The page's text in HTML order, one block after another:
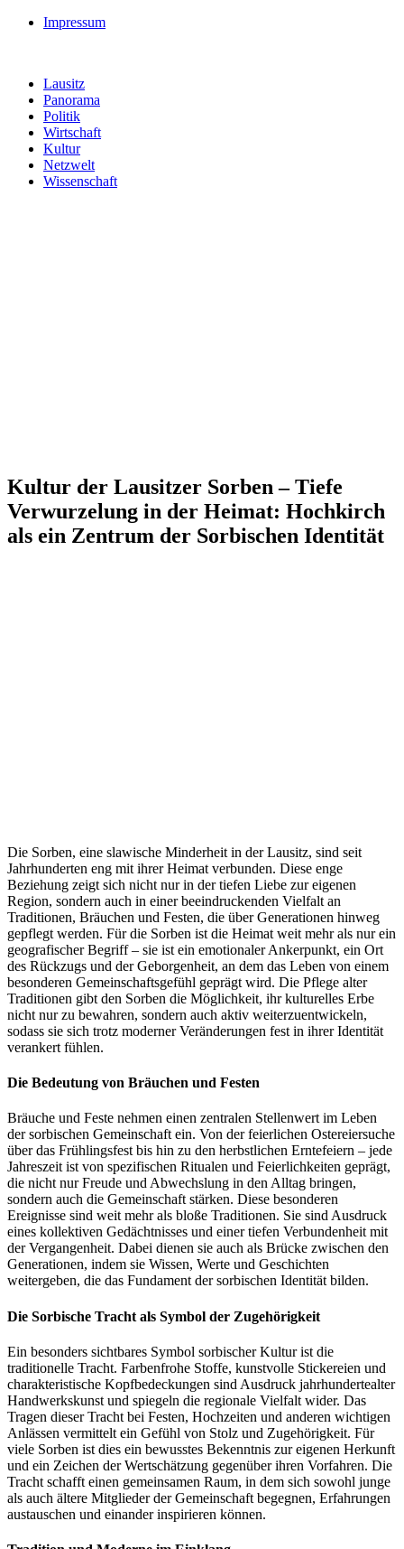
Impressum
Lausitz
Panorama
Politik
Wirtschaft
Kultur
Netzwelt
Wissenschaft
Kultur der Lausitzer Sorben – Tiefe
Verwurzelung in der Heimat: Hochkirch
als ein Zentrum der Sorbischen Identität
Die Sorben, eine slawische Minderheit in der Lausitz, sind seit
Jahrhunderten eng mit ihrer Heimat verbunden. Diese enge
Beziehung zeigt sich nicht nur in der tiefen Liebe zur eigenen
Region, sondern auch in einer beeindruckenden Vielfalt an
Traditionen, Bräuchen und Festen, die über Generationen hinweg
gepflegt werden. Für die Sorben ist die Heimat weit mehr als nur ein
geografischer Begriff – sie ist ein emotionaler Ankerpunkt, ein Ort
des Rückzugs und der Geborgenheit, an dem das Leben von einem
besonderen Gemeinschaftsgefühl geprägt wird. Die Pflege alter
Traditionen gibt den Sorben die Möglichkeit, ihr kulturelles Erbe
nicht nur zu bewahren, sondern auch aktiv weiterzuentwickeln,
sodass sie sich trotz moderner Veränderungen fest in ihrer Identität
verankert fühlen.
Die Bedeutung von Bräuchen und Festen
Bräuche und Feste nehmen einen zentralen Stellenwert im Leben
der sorbischen Gemeinschaft ein. Von der feierlichen Ostereiersuche
über das Frühlingsfest bis hin zu den herbstlichen Erntefeiern – jede
Jahreszeit ist von spezifischen Ritualen und Feierlichkeiten geprägt,
die nicht nur Freude und Abwechslung in den Alltag bringen,
sondern auch die Gemeinschaft stärken. Diese besonderen
Ereignisse sind weit mehr als bloße Traditionen. Sie sind Ausdruck
eines kollektiven Gedächtnisses und einer tiefen Verbundenheit mit
der Vergangenheit. Dabei dienen sie auch als Brücke zwischen den
Generationen, indem sie Wissen, Werte und Geschichten
weitergeben, die das Fundament der sorbischen Identität bilden.
Die Sorbische Tracht als Symbol der Zugehörigkeit
Ein besonders sichtbares Symbol sorbischer Kultur ist die
traditionelle Tracht. Farbenfrohe Stoffe, kunstvolle Stickereien und
charakteristische Kopfbedeckungen sind Ausdruck jahrhundertealter
Handwerkskunst und spiegeln die regionale Vielfalt wider. Das
Tragen dieser Tracht bei Festen, Hochzeiten und anderen wichtigen
Anlässen vermittelt ein Gefühl von Stolz und Zugehörigkeit. Für
viele Sorben ist dies ein bewusstes Bekenntnis zur eigenen Herkunft
und ein Zeichen der Wertschätzung gegenüber ihren Vorfahren. Die
Tracht schafft einen gemeinsamen Raum, in dem sich sowohl junge
als auch ältere Mitglieder der Gemeinschaft begegnen, Erfahrungen
austauschen und einander inspirieren können.